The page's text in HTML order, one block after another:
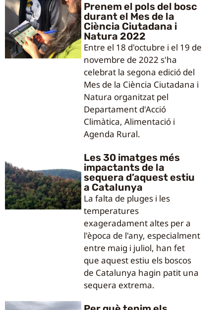
Prenem el pols del bosc
durant el Mes de la
Ciència Ciutadana i
Natura 2022
Entre el 18 d'octubre i el 19 de
novembre de 2022 s'ha
celebrat la segona edició del
Mes de la Ciència Ciutadana i
Natura organitzat pel
Departament d'Acció
Climàtica, Alimentació i
Agenda Rural.
Les 30 imatges més
impactants de la
sequera d’aquest estiu
a Catalunya
La falta de pluges i les
temperatures
exageradament altes per a
l'època de l'any, especialment
entre maig i juliol, han fet
que aquest estiu els boscos
de Catalunya hagin patit una
sequera extrema.